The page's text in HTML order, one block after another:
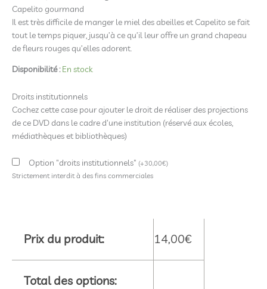
Capelito gourmand
Il est très difficile de manger le miel des abeilles et Capelito se fait
tout le temps piquer, jusqu’à ce qu’il leur offre un grand chapeau
de fleurs rouges qu’elles adorent.
Disponibilité : En stock
Droits institutionnels
Cochez cette case pour ajouter le droit de réaliser des projections
de ce DVD dans le cadre d'une institution (réservé aux écoles,
médiathèques et bibliothèques)
Option "droits institutionnels" (+30,00€)
Strictement interdit à des fins commerciales
Prix du produit: 14,00€
Total des options: